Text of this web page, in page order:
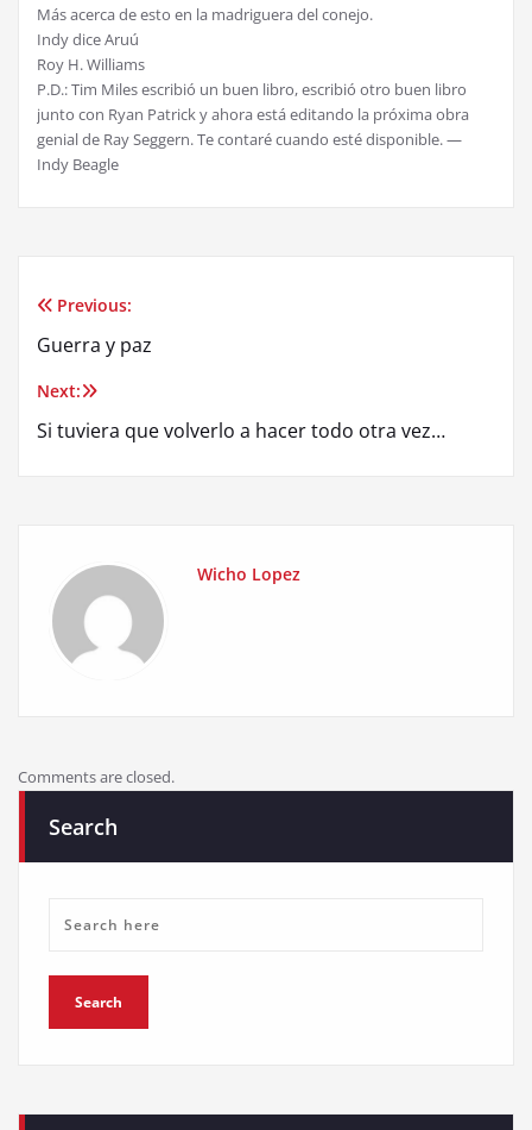
Más acerca de esto en la madriguera del conejo.
Indy dice Aruú
Roy H. Williams
P.D.: Tim Miles escribió un buen libro, escribió otro buen libro
junto con Ryan Patrick y ahora está editando la próxima obra
genial de Ray Seggern. Te contaré cuando esté disponible. —
Indy Beagle
Post
navigation
Previous:
Guerra y paz
Next:
Si tuviera que volverlo a hacer todo otra vez…
Wicho Lopez
Comments are closed.
Search